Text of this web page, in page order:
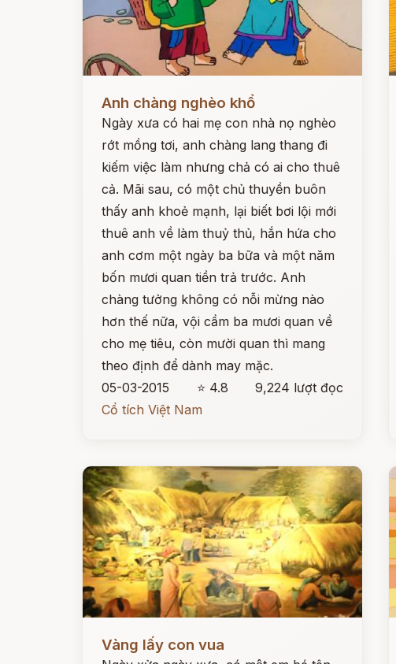
Anh chàng nghèo khổ
Ngày xưa có hai mẹ con nhà nọ nghèo
rớt mồng tơi, anh chàng lang thang đi
kiếm việc làm nhưng chả có ai cho thuê
cả. Mãi sau, có một chủ thuyền buôn
thấy anh khoẻ mạnh, lại biết bơi lội mới
thuê anh về làm thuỷ thủ, hắn hứa cho
anh cơm một ngày ba bữa và một năm
bốn mươi quan tiền trả trước. Anh
chàng tưởng không có nỗi mừng nào
hơn thế nữa, vội cầm ba mươi quan về
cho mẹ tiêu, còn mười quan thì mang
theo định để dành may mặc.
05-03-2015
⭐ 4.8
9,224 lượt đọc
Cổ tích Việt Nam
Vàng lấy con vua